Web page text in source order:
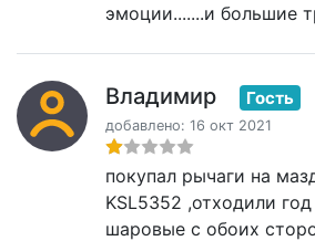
эмоции.......и большие
Владимир Гость
добавлено: 16 окт 2021
покупал рычаги на
KSL5352 ,отходили
шаровые с обоих